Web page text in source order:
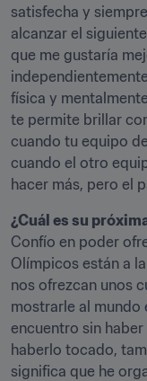
satisfecha y
alcanzar el
que me gustaría
física y
te permite brillar
cuando tu equipo
cuando el otro
hacer más, pero el
¿Cuál es su
Confío en poder
Olímpicos están a
nos ofrezcan unos
mostrarle al mundo
encuentro sin
haberlo tocado,
significa que he